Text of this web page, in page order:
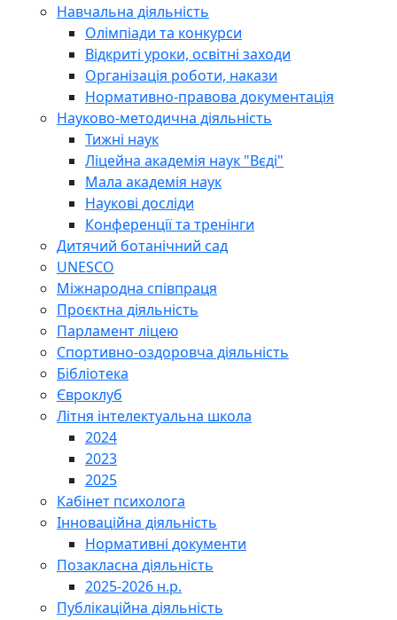
Навчальна діяльність
Олімпіади та конкурси
Відкриті уроки, освітні заходи
Організація роботи, накази
Нормативно-правова документація
Науково-методична діяльність
Тижні наук
Ліцейна академія наук "Вєді"
Мала академія наук
Наукові досліди
Конференції та тренінги
Дитячий ботанічний сад
UNESCO
Міжнародна співпраця
Проєктна діяльність
Парламент ліцею
Спортивно-оздоровча діяльність
Бібліотека
Євроклуб
Літня інтелектуальна школа
2024
2023
2025
Кабінет психолога
Інноваційна діяльність
Нормативні документи
Позакласна діяльність
2025-2026 н.р.
Публікаційна діяльність